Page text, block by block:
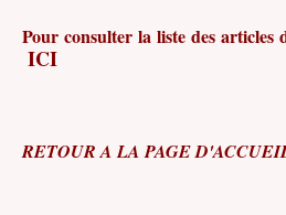
Pour consulter la liste des articles
ICI
RETOUR A LA PAGE